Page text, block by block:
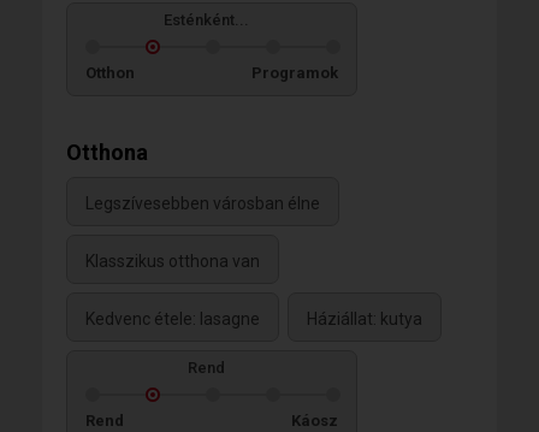
Esténként...
Otthon Programok
Otthona
Legszívesebben városban élne
Klasszikus otthona van
Kedvenc étele: lasagne Háziállat: kutya
Rend
Rend Káosz